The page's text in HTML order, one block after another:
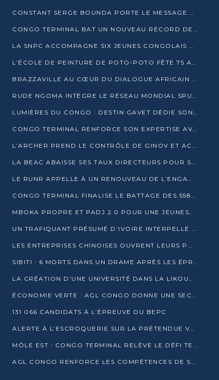
CONSTANT SERGE BOUNDA PORTE LE MESSAGE DE COMPASSION DE DENIS SASSOU NGUESSO EN IRAN
CONGO TERMINAL BAT UN NOUVEAU RECORD DE PRODUCTIVITÉ AU PORT DE POINTE-NOIRE
LA SNPC ACCOMPAGNE SIX JEUNES CONGOLAIS AUX OLYMPIADES PANAFRICAINES DE MATHÉMATIQUES
L’ÉCOLE DE PEINTURE DE POTO-POTO FÊTE 75 ANS AU SERVICE DE L’ART CONGOLAIS
BRAZZAVILLE AU CŒUR DU DIALOGUE AFRICAIN SUR LES OBJECTIFS DE DÉVELOPPEMENT DURABLE
RUDE NGOMA INTÈGRE LE RÉSEAU MONDIAL SPUTNIK PRO APRÈS UNE FORMATION À MOSCOU
LUMIÈRES DU CONGO : DESTIN GAVET DÉDIE SON PRIX À L’UNITÉ NATIONALE ET À LA JEUNESSE
CONGO TERMINAL RENFORCE SON EXPERTISE AVEC NEUF NOUVEAUX FORMATEURS EN ENGINS PORTUAIRES
L’ARCHER PREND LE CONTRÔLE DE GINOV ET ACCÉLÈRE SON VIRAGE NUMÉRIQUE
LA BEAC ABAISSE SES TAUX DIRECTEURS POUR SOUTENIR LA CROISSANCE EN ZONE CEMAC
LE RUNR APPELLE À UN RENOUVEAU DE L’ENGAGEMENT MILITANT
CONGO TERMINAL FINALISE LE BATTAGE DES 558 PIEUX DU FUTUR QUAI DU MÔLE EST
MBOKA PROPRE ET PADJ 2.0 POUR UNE JEUNESSE PLUS AUTONOME
UN TRAFIQUANT PRÉSUMÉ D’IVOIRE INTERPELLÉ À DOLISIE
LES ENTREPRISES CHINOISES OUVRENT LEURS PORTES AUX JEUNES DIPLÔMÉS
SIBITI : 6 MORTS DANS UN DRAME APRÈS LES ÉPREUVES DU BEPC
LA CRÉATION D’UNE UNIVERSITÉ DANS LA LIKOUALA AU CŒUR D’UNE RÉFLEXION NATIONALE
ÉCONOMIE VERTE : AGL CONGO DONNE UNE SECONDE VIE À SES DÉCHETS INDUSTRIELS
131 066 CANDIDATS À L’ÉPREUVE DU BEPC
ALERTE À L’ESCROQUERIE SUR LA PRÉTENDUE VENTE DE PARCELLES AFAT
MÔLE EST : CONGO TERMINAL RELÈVE LE DÉFI TECHNIQUE DES SABLES BITUMINEUX
AGL CONGO RENFORCE LES COMPÉTENCES DE SES ÉQUIPES AVEC LA CERTIFICATION CACES® R483